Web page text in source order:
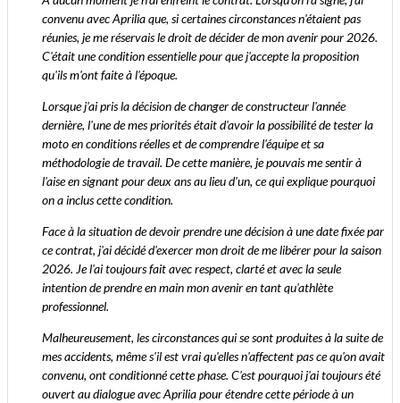
convenu avec Aprilia que, si certaines circonstances n'étaient pas
réunies, je me réservais le droit de décider de mon avenir pour 2026.
C'était une condition essentielle pour que j'accepte la proposition
qu'ils m'ont faite à l'époque.
Lorsque j'ai pris la décision de changer de constructeur l'année
dernière, l'une de mes priorités était d'avoir la possibilité de tester la
moto en conditions réelles et de comprendre l'équipe et sa
méthodologie de travail. De cette manière, je pouvais me sentir à
l'aise en signant pour deux ans au lieu d'un, ce qui explique pourquoi
on a inclus cette condition.
Face à la situation de devoir prendre une décision à une date fixée par
ce contrat, j'ai décidé d'exercer mon droit de me libérer pour la saison
2026. Je l'ai toujours fait avec respect, clarté et avec la seule
intention de prendre en main mon avenir en tant qu'athlète
professionnel.
Malheureusement, les circonstances qui se sont produites à la suite de
mes accidents, même s'il est vrai qu'elles n'affectent pas ce qu'on avait
convenu, ont conditionné cette phase. C'est pourquoi j'ai toujours été
ouvert au dialogue avec Aprilia pour étendre cette période à un